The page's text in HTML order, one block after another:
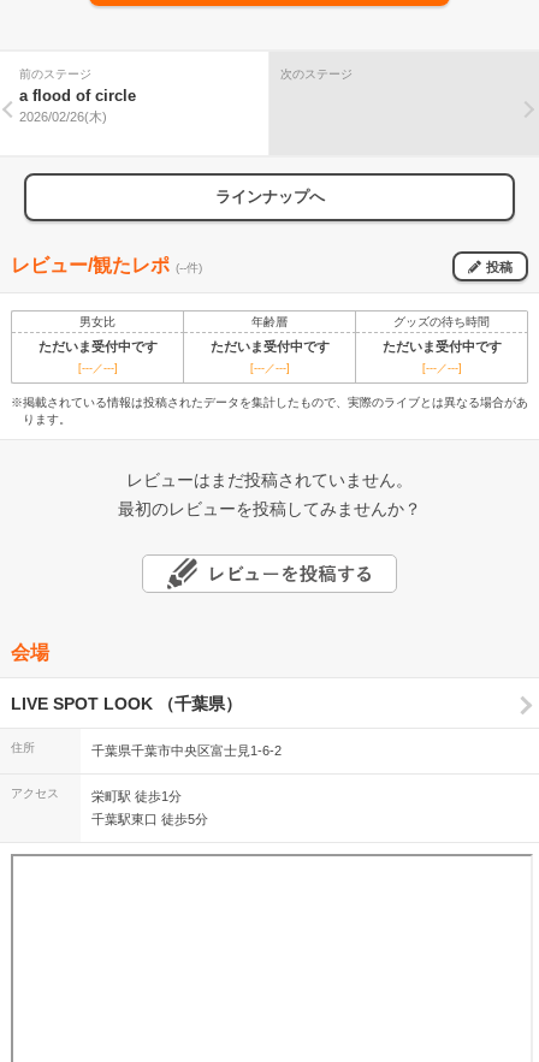
前のステージ
a flood of circle
2026/02/26(木)
次のステージ
ラインナップへ
レビュー/観たレポ (--件) 投稿
男女比 年齢層 グッズの待ち時間
ただいま受付中です ただいま受付中です ただいま受付中です
[---／---] [---／---] [---／---]
※掲載されている情報は投稿されたデータを集計したもので、実際のライブとは異なる場合があ
ります。
レビューはまだ投稿されていません。
最初のレビューを投稿してみませんか？
会場
LIVE SPOT LOOK （千葉県）
住所 千葉県千葉市中央区富士見1-6-2
アクセス
栄町駅 徒歩1分
千葉駅東口 徒歩5分